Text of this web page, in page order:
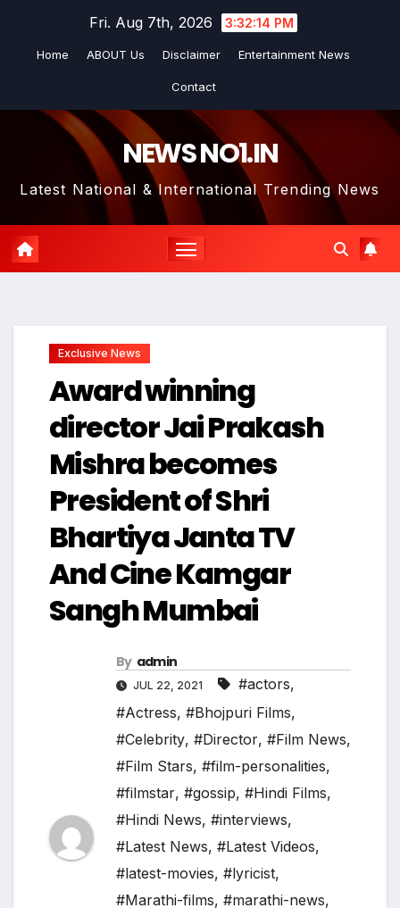
Fri. Aug 7th, 2026 3:32:15 PM
Home ABOUT Us Disclaimer Entertainment News
Contact
NEWS NO1.IN
Latest National & International Trending News
Exclusive News
Award winning
director Jai Prakash
Mishra becomes
President of Shri
Bhartiya Janta TV
And Cine Kamgar
Sangh Mumbai
By admin
JUL 22, 2021 #actors,
#Actress, #Bhojpuri Films,
#Celebrity, #Director, #Film News,
#Film Stars, #film-personalities,
#filmstar, #gossip, #Hindi Films,
#Hindi News, #interviews,
#Latest News, #Latest Videos,
#latest-movies, #lyricist,
#Marathi-films, #marathi-news,